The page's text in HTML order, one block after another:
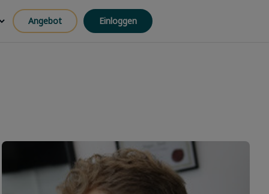
Angebot Einloggen